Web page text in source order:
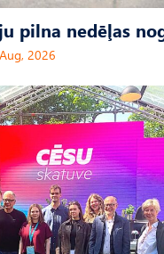
pilna nedēļas
2026